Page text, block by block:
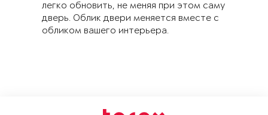
легко обновить, не меняя при этом саму
дверь. Облик двери меняется вместе с
обликом вашего интерьера.